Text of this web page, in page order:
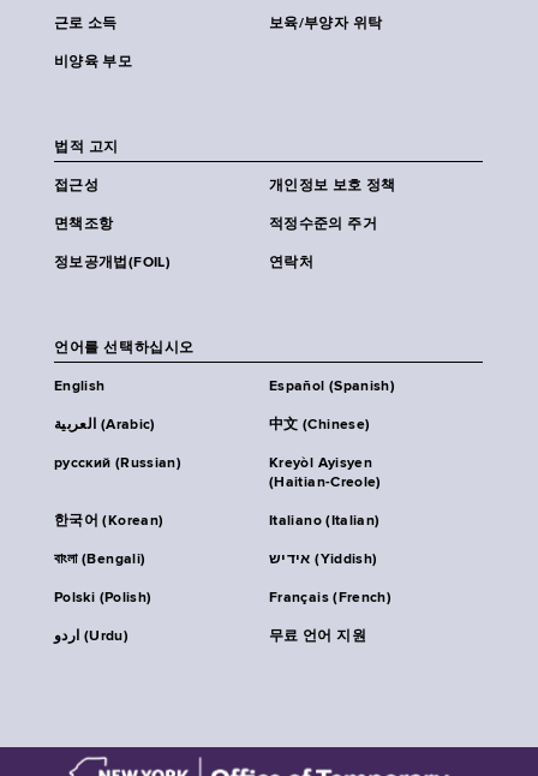
근로 소득 보육/부양자 위탁
비양육 부모
법적 고지
접근성 개인정보 보호 정책
면책조항 적정수준의 주거
정보공개법(FOIL) 연락처
언어를 선택하십시오
English Español (Spanish)
العربية (Arabic) 中文 (Chinese)
русский (Russian)
Kreyòl Ayisyen
(Haitian-Creole)
한국어 (Korean) Italiano (Italian)
বাংলা (Bengali) אידיש (Yiddish)
Polski (Polish) Français (French)
اردو (Urdu) 무료 언어 지원